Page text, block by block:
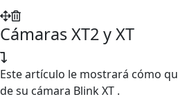
Cámaras XT2 y XT
Este artículo le mostrará cómo
de su cámara Blink XT .